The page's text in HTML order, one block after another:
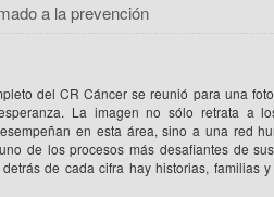
a la prevención
del CR Cáncer se reunió para una
La imagen no sólo retrata a
en esta área, sino a una red
de los procesos más desafiantes de
de cada cifra hay historias, familias